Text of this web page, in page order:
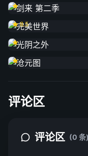
完美世界
8.5
光阴之外
沧元图
评论区
评论区 (0 条)